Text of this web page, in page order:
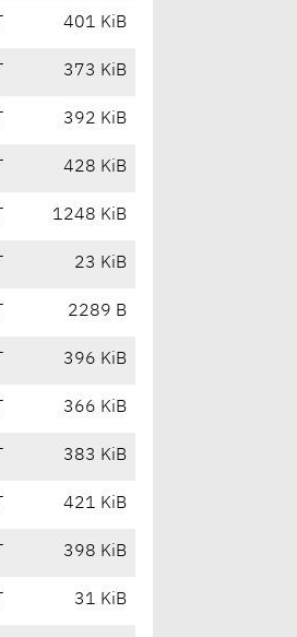
401 KiB
373 KiB
392 KiB
428 KiB
1248 KiB
23 KiB
2289 B
396 KiB
366 KiB
383 KiB
421 KiB
398 KiB
31 KiB